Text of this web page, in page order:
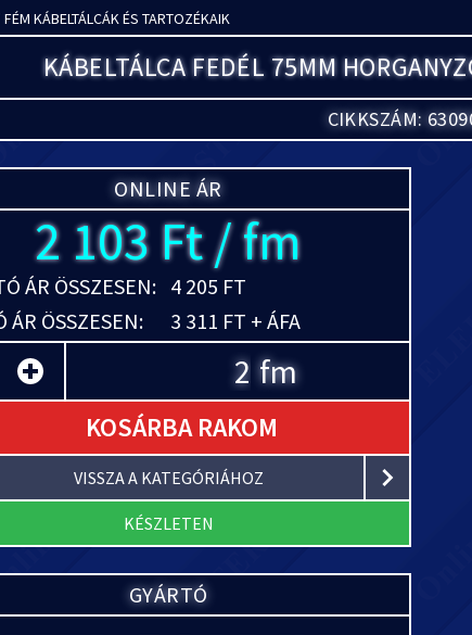
FÉM KÁBELTÁLCÁK ÉS TARTOZÉKAIK
KÁBELTÁLCA FEDÉL 75MM
CIKKSZÁM:
ONLINE ÁR
2 103 Ft / fm
ÁR ÖSSZESEN: 4 205 FT
ÁR ÖSSZESEN:
3 311 FT + ÁFA
fm
KOSÁRBA RAKOM
VISSZA A KATEGÓRIÁHOZ
KÉSZLETEN
GYÁRTÓ